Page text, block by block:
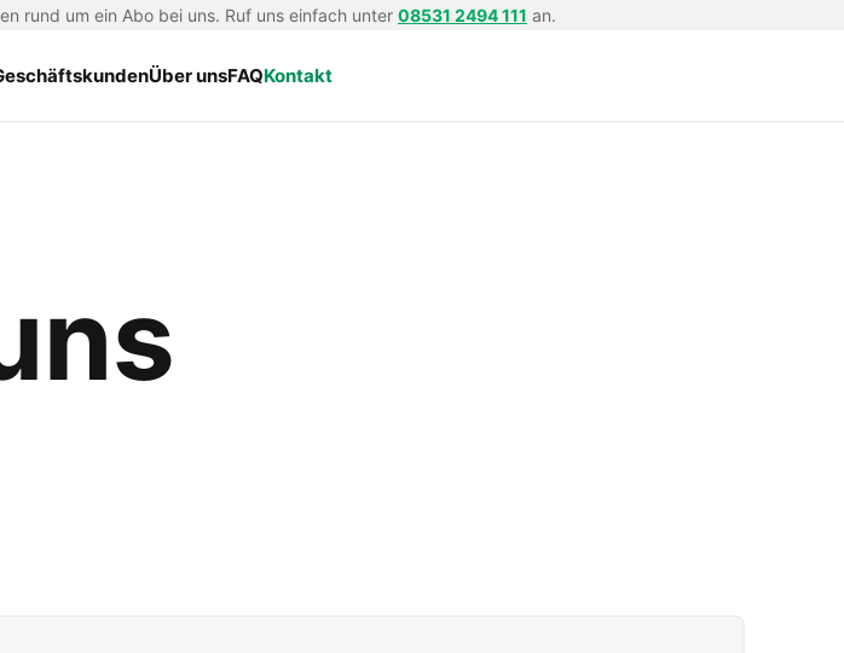
rund um ein Abo bei uns. Ruf uns einfach unter 08531 2494 111 an.
Über unsFAQKontakt